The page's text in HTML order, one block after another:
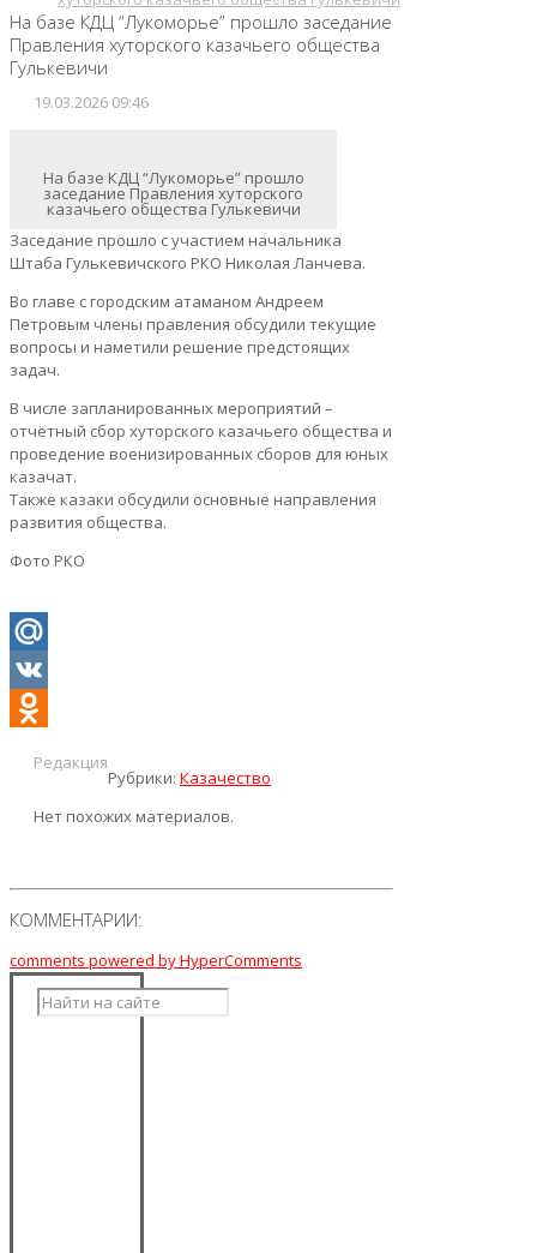
На базе КДЦ “Лукоморье” прошло заседание
Правления хуторского казачьего общества
Гулькевичи
19.03.2026 09:46
На базе КДЦ “Лукоморье” прошло
заседание Правления хуторского
казачьего общества Гулькевичи
Заседание прошло с участием начальника
Штаба Гулькевичского РКО Николая Ланчева.
Во главе с городским атаманом Андреем
Петровым члены правления обсудили текущие
вопросы и наметили решение предстоящих
задач.
В числе запланированных мероприятий –
отчётный сбор хуторского казачьего общества и
проведение военизированных сборов для юных
казачат.
Также казаки обсудили основные направления
развития общества.
Фото РКО
Mail.Ru
VK
Редакция
Рубрики: Казачество
Нет похожих материалов.
КОММЕНТАРИИ:
comments powered by HyperComments